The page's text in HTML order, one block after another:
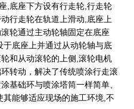
,底座下方设有行走轮,行走轮
行走轮在轨道上滑动,底座上
轮通过主动轮轴固定在底座
于底座上并通过从动轮轴与底
和从动滚轮的上侧,滚轮电机
转动，解决了传统喷涂行走滚
基础环与喷涂塔筒一样简单、
能够适应现场的施工环境,不